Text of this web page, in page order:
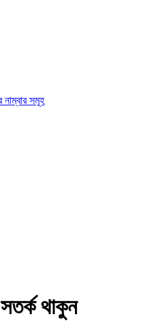
নাম্বার সমূহ
থাকুন